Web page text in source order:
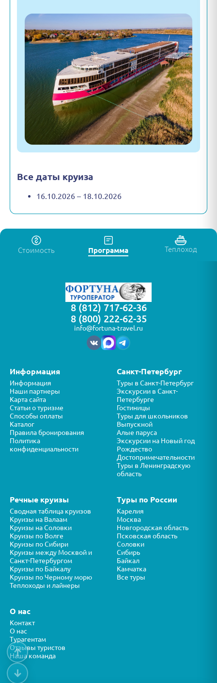
Все даты круиза
16.10.2026 – 18.10.2026
Стоимость Программа Теплоход
8 (812) 717-62-36
8 (800) 222-62-35
info@fortuna-travel.ru
Информация
Информация
Наши партнеры
Карта сайта
Статьи о туризме
Способы оплаты
Каталог
Правила бронирования
Политика
конфиденциальности
Санкт-Петербург
Туры в Санкт-Петербург
Экскурсии в Санкт-
Петербурге
Гостиницы
Туры для школьников
Выпускной
Алые паруса
Экскурсии на Новый год
Рождество
Достопримечательности
Туры в Ленинградскую
область
Речные круизы
Сводная таблица круизов
Круизы на Валаам
Круизы на Соловки
Круизы по Волге
Круизы по Сибири
Круизы между Москвой и
Санкт-Петербургом
Круизы по Байкалу
Круизы по Черному морю
Теплоходы и лайнеры
Туры по России
Карелия
Москва
Новгородская область
Псковская область
Соловки
Сибирь
Байкал
Камчатка
Все туры
О нас
Контакт
О нас
Турагентам
Отзывы туристов
Наша команда
↑
↓